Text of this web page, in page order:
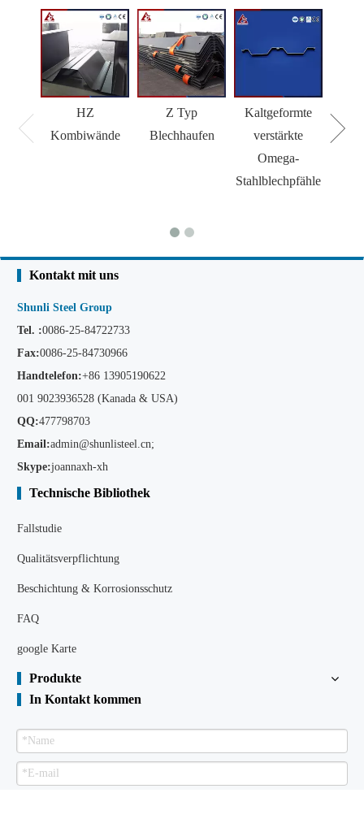
HZ
Kombiwände
Z Typ
Blechhaufen
Kaltgeformte
verstärkte
Omega-
Stahlblechpfähle
Kontakt mit uns
Shunli Steel Group
Tel. :0086-25-84722733
Fax:0086-25-84730966
Handtelefon:+86 13905190622
001 9023936528 (Kanada & USA)
QQ:477798703
Email:admin@shunlisteel.cn;
Skype:joannaxh-xh
Technische Bibliothek
Fallstudie
Qualitätsverpflichtung
Beschichtung & Korrosionsschutz
FAQ
google Karte
Produkte
In Kontakt kommen